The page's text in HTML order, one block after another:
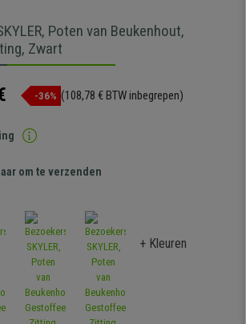
Poten van Beukenhout,
Zwart
-36% (108,78 € BTW inbegrepen)
om te verzenden
+ Kleuren